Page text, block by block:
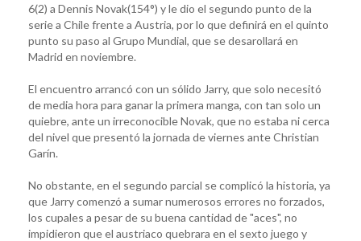
6(2) a Dennis Novak(154°) y le dio el segundo punto de la
serie a Chile frente a Austria, por lo que definirá en el quinto
punto su paso al Grupo Mundial, que se desarollará en
Madrid en noviembre.
El encuentro arrancó con un sólido Jarry, que solo necesitó
de media hora para ganar la primera manga, con tan solo un
quiebre, ante un irreconocible Novak, que no estaba ni cerca
del nivel que presentó la jornada de viernes ante Christian
Garín.
No obstante, en el segundo parcial se complicó la historia, ya
que Jarry comenzó a sumar numerosos errores no forzados,
los cupales a pesar de su buena cantidad de "aces", no
impidieron que el austriaco quebrara en el sexto juego y